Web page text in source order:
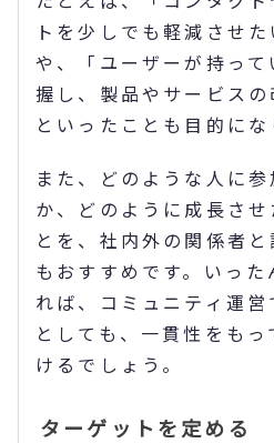
トを少しでも軽減させ
や、「ユーザーが持っ
握し、製品やサービスの
といったことも目的にな
また、どのような人に
か、どのように成長さ
とを、社内外の関係者
もおすすめです。いっ
れば、コミュニティ運
としても、一貫性をも
けるでしょう。
ターゲットを定める